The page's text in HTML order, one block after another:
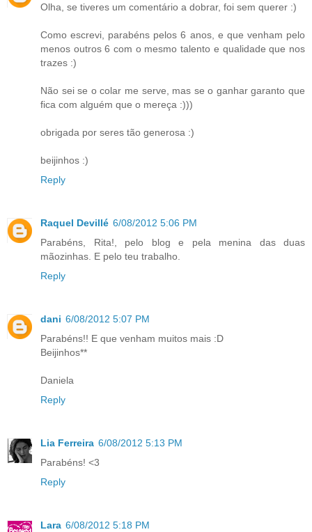
Olha, se tiveres um comentário a dobrar, foi sem querer :)
Como escrevi, parabéns pelos 6 anos, e que venham pelo
menos outros 6 com o mesmo talento e qualidade que nos
trazes :)
Não sei se o colar me serve, mas se o ganhar garanto que
fica com alguém que o mereça :)))
obrigada por seres tão generosa :)
beijinhos :)
Reply
Raquel Devillé 6/08/2012 5:06 PM
Parabéns, Rita!, pelo blog e pela menina das duas
mãozinhas. E pelo teu trabalho.
Reply
dani 6/08/2012 5:07 PM
Parabéns!! E que venham muitos mais :D
Beijinhos**
Daniela
Reply
Lia Ferreira 6/08/2012 5:13 PM
Parabéns! <3
Reply
Lara 6/08/2012 5:18 PM